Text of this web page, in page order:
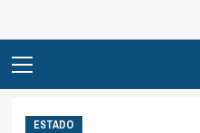
Menu
ESTADO